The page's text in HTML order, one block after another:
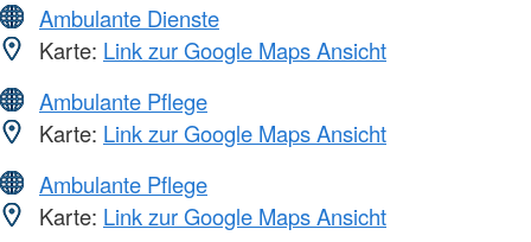
Ambulante Dienste
Karte: Link zur Google Maps Ansicht
Ambulante Pflege
Karte: Link zur Google Maps Ansicht
Ambulante Pflege
Karte: Link zur Google Maps Ansicht